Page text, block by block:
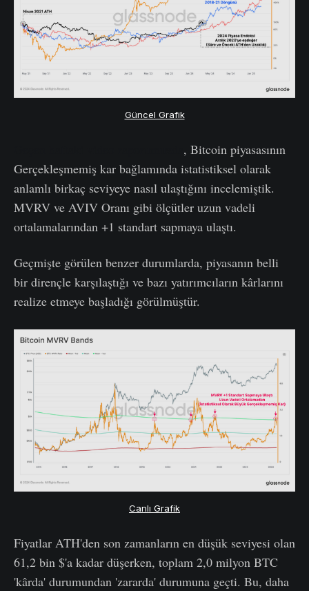
Güncel Grafik
, Bitcoin piyasasının
Gerçekleşmemiş kar bağlamında istatistiksel olarak
anlamlı birkaç seviyeye nasıl ulaştığını incelemiştik.
MVRV ve AVIV Oranı gibi ölçütler uzun vadeli
ortalamalarından +1 standart sapmaya ulaştı.
Geçmişte görülen benzer durumlarda, piyasanın belli
bir dirençle karşılaştığı ve bazı yatırımcıların kârlarını
realize etmeye başladığı görülmüştür.
Canlı Grafik
Fiyatlar ATH'den son zamanların en düşük seviyesi olan
61,2 bin $'a kadar düşerken, toplam 2,0 milyon BTC
'kârda' durumundan 'zararda' durumuna geçti. Bu, daha